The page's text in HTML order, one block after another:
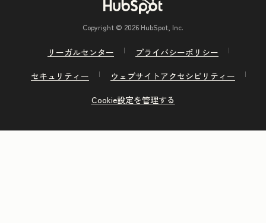
Copyright © 2026 HubSpot, Inc.
リーガルセンター
プライバシーポリシー
セキュリティー
ウェブサイトアクセシビリティー
Cookie設定を管理する